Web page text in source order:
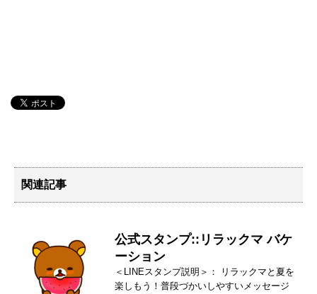
関連記事
公式スタンプ::リラックマ バケ
ーション
＜LINEスタンプ説明＞： リラックマと夏を
楽しもう！普段づかいしやすいメッセージ